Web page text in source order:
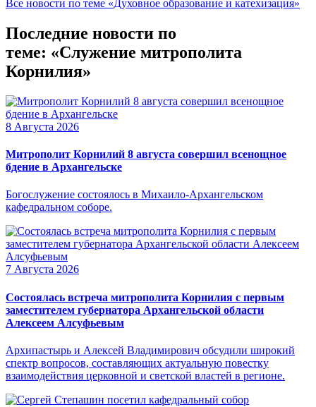
Все новости по теме «Духовное образование и катехизация»
Последние новости по
теме: «Служение митрополита
Корнилия»
8 Августа 2026
Митрополит Корнилий 8 августа совершил всенощное
бдение в Архангельске
Богослужение состоялось в Михаило-Архангельском
кафедральном соборе.
7 Августа 2026
Состоялась встреча митрополита Корнилия с первым
заместителем губернатора Архангельской области
Алексеем Алсуфьевым
Архипастырь и Алексей Владимирович обсудили широкий
спектр вопросов, составляющих актуальную повестку
взаимодействия церковной и светской властей в регионе.